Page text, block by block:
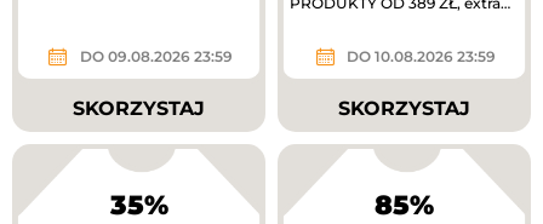
DO 09.08.2026 23:59
SKORZYSTAJ
DO 10.08.2026 23:59
SKORZYSTAJ
35% 85%